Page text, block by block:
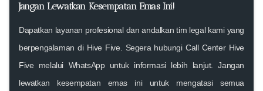
Jangan Lewatkan Kesempatan Emas Ini!
Dapatkan layanan profesional dan andalkan tim legal kami yang
berpengalaman di Hive Five. Segera hubungi Call Center Hive
Five melalui WhatsApp untuk informasi lebih lanjut. Jangan
lewatkan kesempatan emas ini untuk mengatasi semua